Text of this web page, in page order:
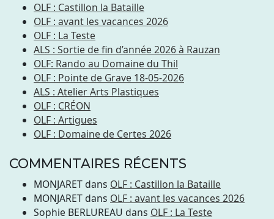
OLF : Castillon la Bataille
OLF : avant les vacances 2026
OLF : La Teste
ALS : Sortie de fin d’année 2026 à Rauzan
OLF: Rando au Domaine du Thil
OLF : Pointe de Grave 18-05-2026
ALS : Atelier Arts Plastiques
OLF : CRÉON
OLF : Artigues
OLF : Domaine de Certes 2026
COMMENTAIRES RÉCENTS
MONJARETdans OLF : Castillon la Bataille
MONJARETdans OLF : avant les vacances 2026
Sophie BERLUREAU dans OLF : La Teste